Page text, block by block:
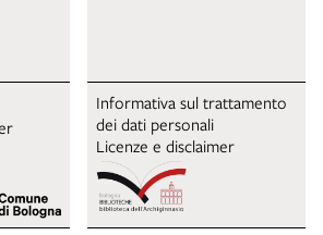
Informativa sul trattamento
dei dati personali
Licenze e disclaimer